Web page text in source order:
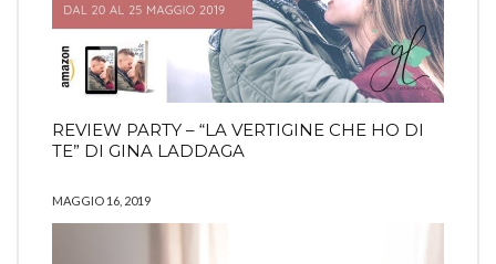
REVIEW PARTY – “LA VERTIGINE CHE HO DI
TE” DI GINA LADDAGA
MAGGIO 16, 2019